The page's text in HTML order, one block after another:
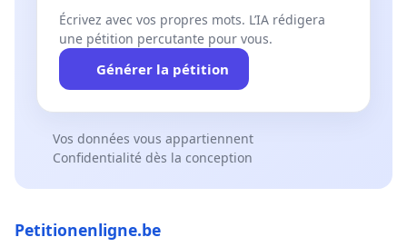
Écrivez avec vos propres mots. L’IA rédigera
une pétition percutante pour vous.
Générer la pétition
Vos données vous appartiennent
Confidentialité dès la conception
Petitionenligne.be